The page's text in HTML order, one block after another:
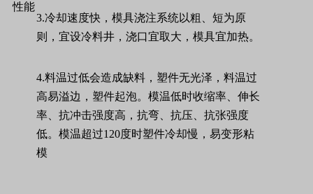
性能
3.冷却速度快，模具浇注系统以粗、短为原
则，宜设冷料井，浇口宜取大，模具宜加热。
4.料温过低会造成缺料，塑件无光泽，料温过
高易溢边，塑件起泡。模温低时收缩率、伸长
率、抗冲击强度高，抗弯、抗压、抗张强度
低。模温超过120度时塑件冷却慢，易变形粘
模